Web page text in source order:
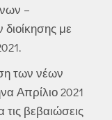
–
με
των νέων
Απρίλιο 2021
βεβαιώσεις